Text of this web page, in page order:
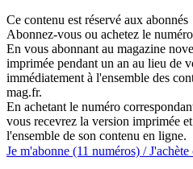
Ce contenu est réservé aux abonnés
Abonnez-vous ou achetez le
En vous abonnant au magazine
imprimée pendant un an au lieu de
immédiatement à l'ensemble des
mag.fr.
En achetant le numéro
vous recevrez la version imprimée
l'ensemble de son contenu en ligne.
Je m'abonne (11 numéros) /